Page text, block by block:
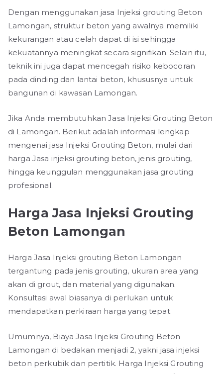
Dengan menggunakan jasa Injeksi grouting Beton
Lamongan, struktur beton yang awalnya memiliki
kekurangan atau celah dapat di isi sehingga
kekuatannya meningkat secara signifikan. Selain itu,
teknik ini juga dapat mencegah risiko kebocoran
pada dinding dan lantai beton, khususnya untuk
bangunan di kawasan Lamongan.
Jika Anda membutuhkan Jasa Injeksi Grouting Beton
di Lamongan. Berikut adalah informasi lengkap
mengenai jasa Injeksi Grouting Beton, mulai dari
harga Jasa injeksi grouting beton, jenis grouting,
hingga keunggulan menggunakan jasa grouting
profesional.
Harga Jasa Injeksi Grouting
Beton Lamongan
Harga Jasa Injeksi grouting Beton Lamongan
tergantung pada jenis grouting, ukuran area yang
akan di grout, dan material yang digunakan.
Konsultasi awal biasanya di perlukan untuk
mendapatkan perkiraan harga yang tepat.
Umumnya, Biaya Jasa Injeksi Grouting Beton
Lamongan di bedakan menjadi 2, yakni jasa injeksi
beton perkubik dan pertitik. Harga Injeksi Grouting